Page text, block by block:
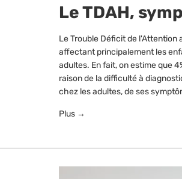
Le TDAH,
Le Trouble Déficit de
affectant principalement les
adultes. En fait, on estime que
raison de la difficulté à
chez les adultes, de ses
Plus →